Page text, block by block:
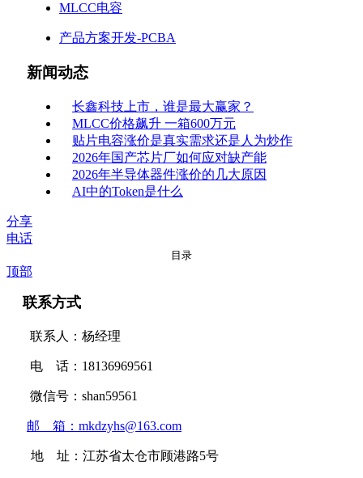
MLCC电容
产品方案开发-PCBA
新闻动态
长鑫科技上市，谁是最大赢家？
MLCC价格飙升 一箱600万元
贴片电容涨价是真实需求还是人为炒作
2026年国产芯片厂如何应对缺产能
2026年半导体器件涨价的几大原因
AI中的Token是什么
分享
电话
目录
顶部
联系方式
联系人：杨经理
电 话：18136969561
微信号：shan59561
邮 箱：mkdzyhs@163.com
地 址：江苏省太仓市顾港路5号